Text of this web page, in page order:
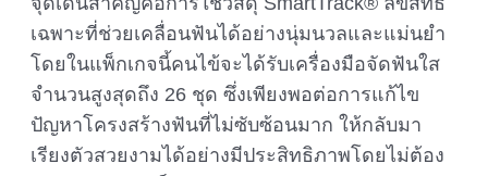
เฉพาะที่ช่วยเคลื่อนฟันได้อย่างนุ่มนวลและแม่นยำ
โดยในแพ็กเกจนี้คนไข้จะได้รับเครื่องมือจัดฟันใส
จำนวนสูงสุดถึง 26 ชุด ซึ่งเพียงพอต่อการแก้ไข
ปัญหาโครงสร้างฟันที่ไม่ซับซ้อนมาก ให้กลับมา
เรียงตัวสวยงามได้อย่างมีประสิทธิภาพโดยไม่ต้อง